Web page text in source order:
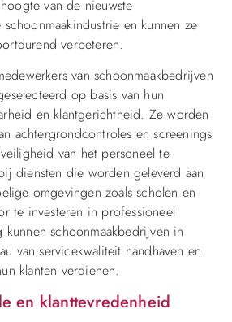
van de nieuwste
en kunnen ze
verbeteren.
van schoonmaakbedrijven
op basis van hun
en klantgerichtheid. Ze worden
achtergrondcontroles en screenings
van het personeel te
diensten die worden geleverd aan
omgevingen zoals scholen en
te investeren in professioneel
schoonmaakbedrijven in
van servicekwaliteit handhaven en
klanten verdienen.
en klanttevredenheid